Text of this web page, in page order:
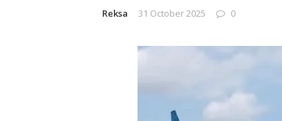
Reksa 31 October 2025 0